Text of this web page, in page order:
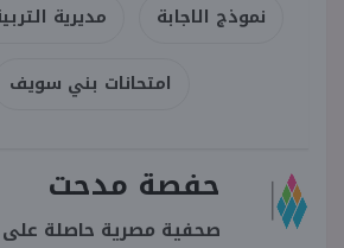
نموذج الاجابة مديرية
امتحانات بني سويف
حفصة مدحت
صحفية مصرية حاصلة على